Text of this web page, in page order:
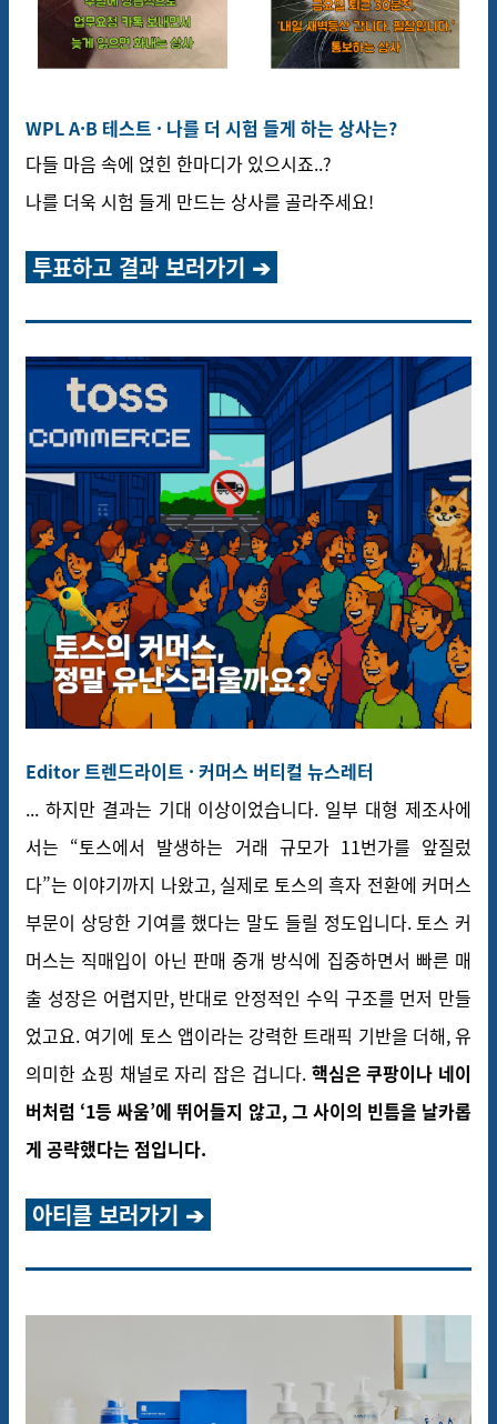
WPL A·B 테스트 · 나를 더 시험 들게 하는 상사는?
다들 마음 속에 얹힌 한마디가 있으시죠..?
나를 더욱 시험 들게 만드는 상사를 골라주세요!
투표하고 결과 보러가기 ➔
Editor 트렌드라이트 · 커머스 버티컬 뉴스레터
... 하지만 결과는 기대 이상이었습니다. 일부 대형 제조사에
서는 “토스에서 발생하는 거래 규모가 11번가를 앞질렀
다”는 이야기까지 나왔고, 실제로 토스의 흑자 전환에 커머스
부문이 상당한 기여를 했다는 말도 들릴 정도입니다. 토스 커
머스는 직매입이 아닌 판매 중개 방식에 집중하면서 빠른 매
출 성장은 어렵지만, 반대로 안정적인 수익 구조를 먼저 만들
었고요. 여기에 토스 앱이라는 강력한 트래픽 기반을 더해, 유
의미한 쇼핑 채널로 자리 잡은 겁니다. 핵심은 쿠팡이나 네이
버처럼 ‘1등 싸움’에 뛰어들지 않고, 그 사이의 빈틈을 날카롭
게 공략했다는 점입니다.
아티클 보러가기 ➔